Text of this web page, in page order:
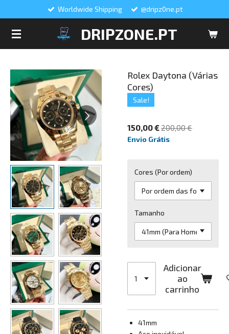
DRIPZONE.PT
Worldwide Shipping @dripz0ne.pt
Rolex Daytona (Várias
Cores)
Sale!
150,00 €200,00 €
Envio Grátis
Cores (Por ordem)
Tamanho
Adicionar
ao
carrinho
41mm